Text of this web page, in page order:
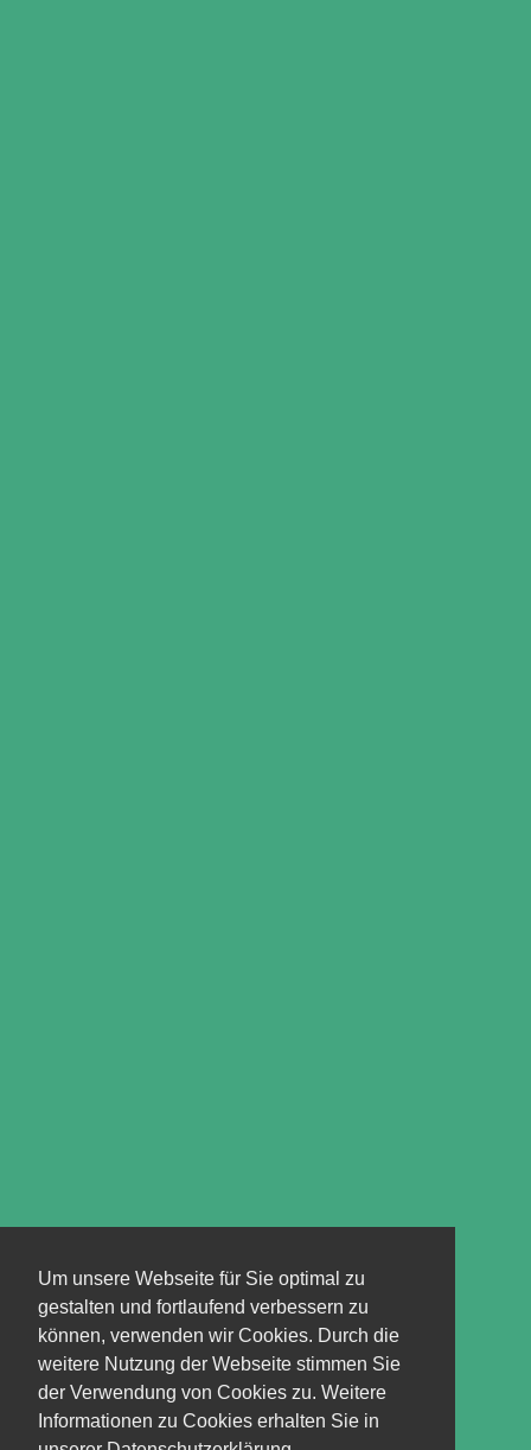
Um unsere Webseite für Sie optimal zu
gestalten und fortlaufend verbessern zu
können, verwenden wir Cookies. Durch die
weitere Nutzung der Webseite stimmen Sie
der Verwendung von Cookies zu. Weitere
Informationen zu Cookies erhalten Sie in